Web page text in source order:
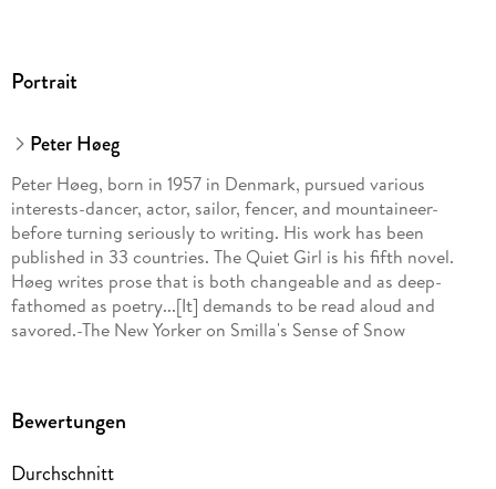
Portrait
Peter Høeg
Peter Høeg, born in 1957 in Denmark, pursued various
interests-dancer, actor, sailor, fencer, and mountaineer-
before turning seriously to writing. His work has been
published in 33 countries. The Quiet Girl is his fifth novel.
Høeg writes prose that is both changeable and as deep-
fathomed as poetry...[It] demands to be read aloud and
savored.-The New Yorker on Smilla's Sense of Snow
Bewertungen
Durchschnitt